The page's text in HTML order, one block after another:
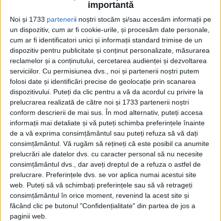
importantă
Noi și 1733 partenerii noștri stocăm și/sau accesăm informații pe
un dispozitiv, cum ar fi cookie-urile, și procesăm date personale,
cum ar fi identificatori unici și informații standard trimise de un
dispozitiv pentru publicitate și conținut personalizate, măsurarea
reclamelor și a conținutului, cercetarea audienței și dezvoltarea
serviciilor. Cu permisiunea dvs., noi și partenerii noștri putem
folosi date și identificări precise de geolocație prin scanarea
dispozitivului. Puteți da clic pentru a vă da acordul cu privire la
prelucrarea realizată de către noi și 1733 partenerii noștri
conform descrierii de mai sus. În mod alternativ, puteți accesa
informații mai detaliate și vă puteți schimba preferințele înainte
de a vă exprima consimțământul sau puteți refuza să vă dați
consimțământul. Vă rugăm să rețineți că este posibil ca anumite
prelucrări ale datelor dvs. cu caracter personal să nu necesite
consimțământul dvs., dar aveți dreptul de a refuza o astfel de
prelucrare. Preferințele dvs. se vor aplica numai acestui site
web. Puteți să vă schimbați preferințele sau să vă retrageți
consimțământul în orice moment, revenind la acest site și
făcând clic pe butonul "Confidențialitate" din partea de jos a
paginii web.
octombrie 1953, Marea Britanie...
Cea mai mare revistă de istorie din Europa!.
Media KIT
PORTOFOLIU
Capital
Evenimentul Zilei
Doctorul Zilei